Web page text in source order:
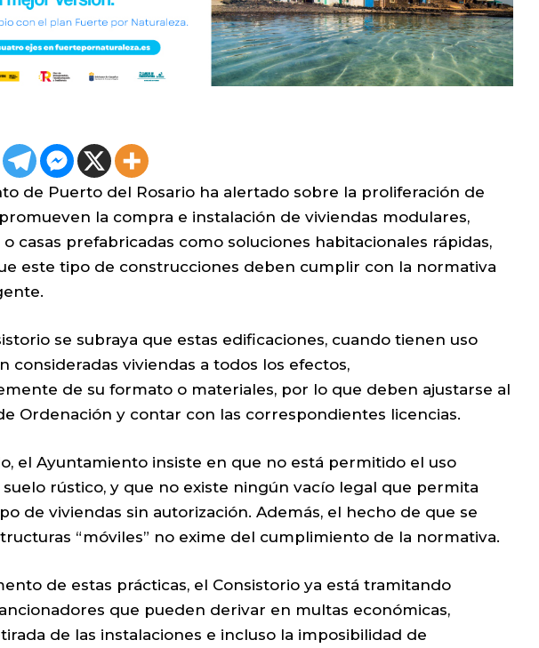
de Puerto del Rosario ha alertado sobre la proliferación de
la compra e instalación de viviendas modulares,
casas prefabricadas como soluciones habitacionales rápidas,
este tipo de construcciones deben cumplir con la normativa
se subraya que estas edificaciones, cuando tienen uso
consideradas viviendas a todos los efectos,
de su formato o materiales, por lo que deben ajustarse al
Ordenación y contar con las correspondientes licencias.
el Ayuntamiento insiste en que no está permitido el uso
rústico, y que no existe ningún vacío legal que permita
de viviendas sin autorización. Además, el hecho de que se
“móviles” no exime del cumplimiento de la normativa.
de estas prácticas, el Consistorio ya está tramitando
que pueden derivar en multas económicas,
de las instalaciones e incluso la imposibilidad de